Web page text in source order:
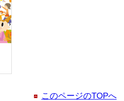
このページのTOPへ